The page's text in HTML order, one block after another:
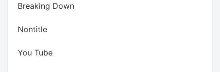
Breaking Down
Nontitle
You Tube